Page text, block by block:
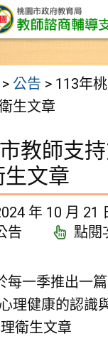
> 公告 > 113年
生文章
教師支
文章
年 10 月 21
告 點閱
每一季推出一
理健康的認識
衛生文章